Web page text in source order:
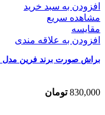
افزودن به سبد خرید
مشاهده سریع
مقایسه
افزودن به علاقه مندی
براش صورت برند فرین مدل M49
830,000 تومان